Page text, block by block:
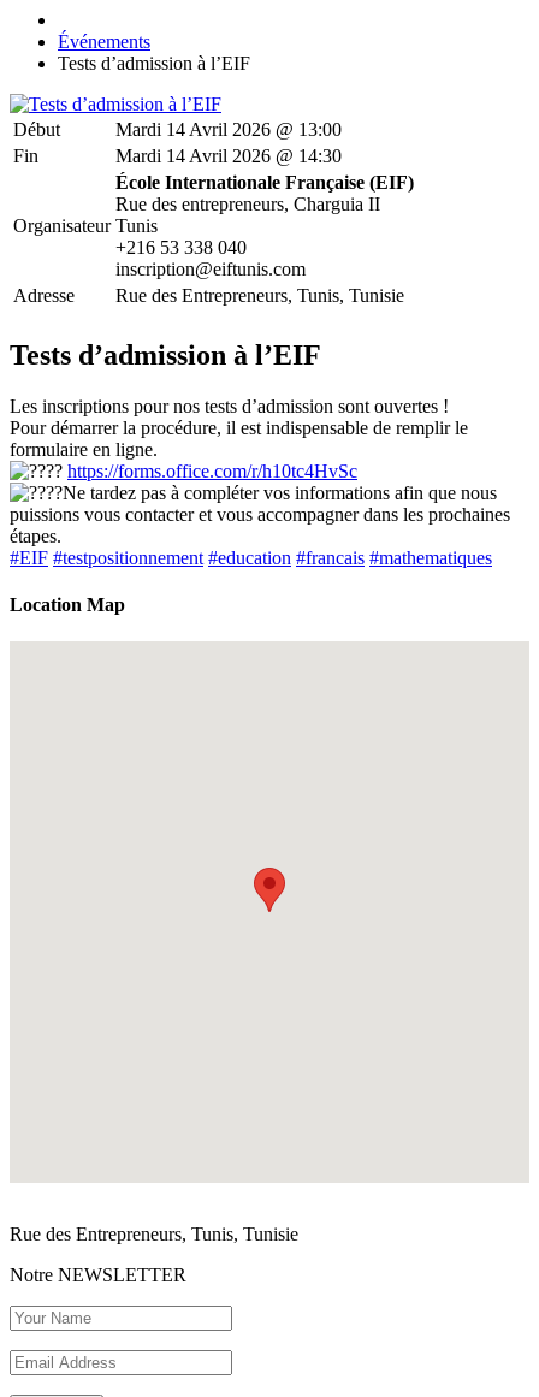
Événements
Tests d’admission à l’EIF
Début
Mardi 14 Avril 2026 @ 13:00
Fin
Mardi 14 Avril 2026 @ 14:30
Organisateur
École Internationale Française (EIF)
Rue des entrepreneurs, Charguia II
Tunis
+216 53 338 040
inscription@eiftunis.com
Adresse
Rue des Entrepreneurs, Tunis, Tunisie
Tests d’admission à l’EIF
Les inscriptions pour nos tests d’admission sont ouvertes !
Pour démarrer la procédure, il est indispensable de remplir le
formulaire en ligne.
https://forms.office.com/r/h10tc4HvSc
Ne tardez pas à compléter vos informations afin que nous
puissions vous contacter et vous accompagner dans les prochaines
étapes.
#EIF #testpositionnement #education #francais #mathematiques
Location Map
Rue des Entrepreneurs, Tunis, Tunisie
Notre NEWSLETTER